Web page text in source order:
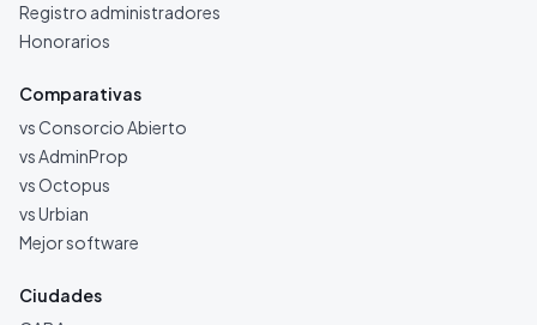
Registro administradores
Honorarios
Comparativas
vs Consorcio Abierto
vs AdminProp
vs Octopus
vs Urbian
Mejor software
Ciudades